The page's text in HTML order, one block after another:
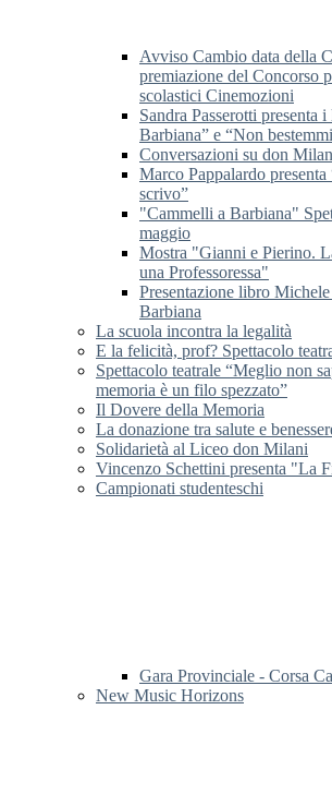
Avviso Cambio data della
premiazione del Concorso
scolastici Cinemozioni
Sandra Passerotti presenta
Barbiana” e “Non
Conversazioni su don
Marco Pappalardo presenta
scrivo”
"Cammelli a Barbiana"
maggio
Mostra "Gianni e Pierino.
una Professoressa"
Presentazione libro
Barbiana
La scuola incontra la legalità
E la felicità, prof? Spettacolo
Spettacolo teatrale “Meglio non
memoria è un filo spezzato”
Il Dovere della Memoria
La donazione tra salute e
Solidarietà al Liceo don Milani
Vincenzo Schettini presenta "La
Campionati studenteschi
Gara Provinciale - Corsa
New Music Horizons